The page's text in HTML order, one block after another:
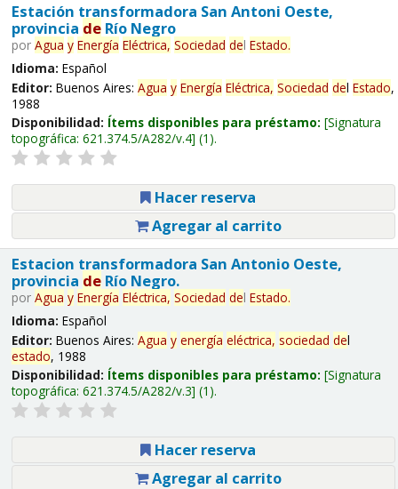
Estación transformadora San Antoni Oeste,
provincia deRío Negro
por Agua y Energía Eléctrica, Sociedad del Estado.
Idioma: Español
Editor: Buenos Aires: Agua y Energía Eléctrica, Sociedad del Estado,
1988
Disponibilidad: Ítems disponibles para préstamo: Signatura
topográfica: 621.374.5/A282/v.4 (1).
Hacer reserva
Agregar al carrito
Estacion transformadora San Antonio Oeste,
provincia deRío Negro.
por Agua y Energía Eléctrica, Sociedad del Estado.
Idioma: Español
Editor: Buenos Aires: Agua y energía eléctrica, sociedad del
estado, 1988
Disponibilidad: Ítems disponibles para préstamo: Signatura
topográfica: 621.374.5/A282/v.3 (1).
Hacer reserva
Agregar al carrito